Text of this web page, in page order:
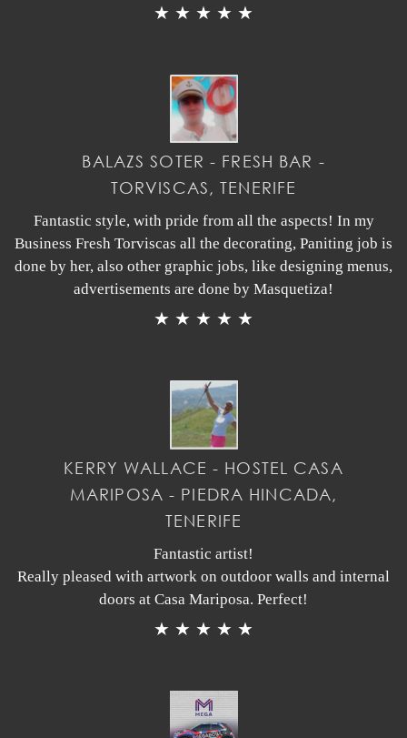
★ ★ ★ ★ ★
BALAZS SOTER - FRESH BAR -
TORVISCAS, TENERIFE
Fantastic style, with pride from all the aspects! In my
Business Fresh Torviscas all the decorating, Paniting job is
done by her, also other graphic jobs, like designing menus,
advertisements are done by Masquetiza!
★ ★ ★ ★ ★
KERRY WALLACE - HOSTEL CASA
MARIPOSA - PIEDRA HINCADA,
TENERIFE
Fantastic artist!
Really pleased with artwork on outdoor walls and internal
doors at Casa Mariposa. Perfect!
★ ★ ★ ★ ★